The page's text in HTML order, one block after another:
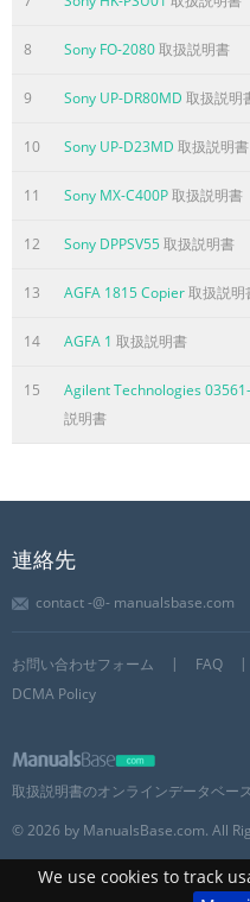
We use cookies to track
Manual Structure
Backup Power Supply
use by trained system
specifications of HK-
PFV- SP3100’s power
ページ5に含まれる内
Section 1 Installation 1-1.
Specifications
PFV-SP3100 Approx. 8.5
the optional unit and
1-3. Installation Space 1-
ventilation holes of the
nance. The outer
43.6 440 482 Unit: mm PFV-
1-4. Installing/Removing
Installing/Removing
switch of the backup
and push it by Before
8 Sony FO-2080取扱説明書
9 Sony UP-DR80MD 取扱説明
10 Sony UP-D23MD 取扱説明書
11 Sony MX-C400P取扱説明書
12 Sony DPPSV55取扱説明書
13 AGFA 1815 Copier取扱説明
14 AGFA 1 取扱説明書
15 Agilent Technologies
説明書
連絡先
contact -@- manualsbase.com
お問い合わせフォーム FAQ
DCMA Policy
取扱説明書のオンラインデータベース
© 2026 by ManualsBase.com. All